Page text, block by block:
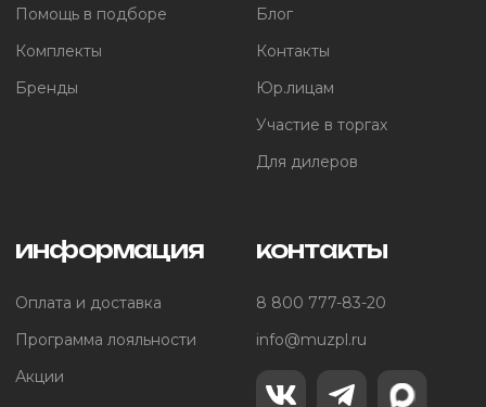
Помощь в подборе
Комплекты
Бренды
Блог
Контакты
Юр.лицам
Участие в торгах
Для дилеров
информация
Оплата и доставка
Программа лояльности
Акции
контакты
8 800 777-83-20
info@muzpl.ru